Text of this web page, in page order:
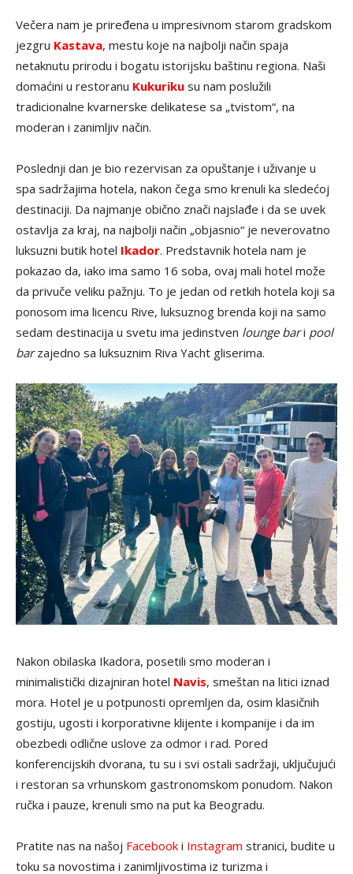
Večera nam je priređena u impresivnom starom gradskom
jezgru Kastava, mestu koje na najbolji način spaja
netaknutu prirodu i bogatu istorijsku baštinu regiona. Naši
domaćini u restoranu Kukuriku su nam poslužili
tradicionalne kvarnerske delikatese sa „tvistom“, na
moderan i zanimljiv način.
Poslednji dan je bio rezervisan za opuštanje i uživanje u
spa sadržajima hotela, nakon čega smo krenuli ka sledećoj
destinaciji. Da najmanje obično znači najslađe i da se uvek
ostavlja za kraj, na najbolji način „objasnio“ je neverovatno
luksuzni butik hotel Ikador. Predstavnik hotela nam je
pokazao da, iako ima samo 16 soba, ovaj mali hotel može
da privuče veliku pažnju. To je jedan od retkih hotela koji sa
ponosom ima licencu Rive, luksuznog brenda koji na samo
sedam destinacija u svetu ima jedinstven lounge bari pool
barzajedno sa luksuznim Riva Yacht gliserima.
Nakon obilaska Ikadora, posetili smo moderan i
minimalistički dizajniran hotel Navis, smeštan na litici iznad
mora. Hotel je u potpunosti opremljen da, osim klasičnih
gostiju, ugosti i korporativne klijente i kompanije i da im
obezbedi odlične uslove za odmor i rad. Pored
konferencijskih dvorana, tu su i svi ostali sadržaji, uključujući
i restoran sa vrhunskom gastronomskom ponudom. Nakon
ručka i pauze, krenuli smo na put ka Beogradu.
Pratite nas na našoj Facebook i Instagram stranici, budite u
toku sa novostima i zanimljivostima iz turizma i